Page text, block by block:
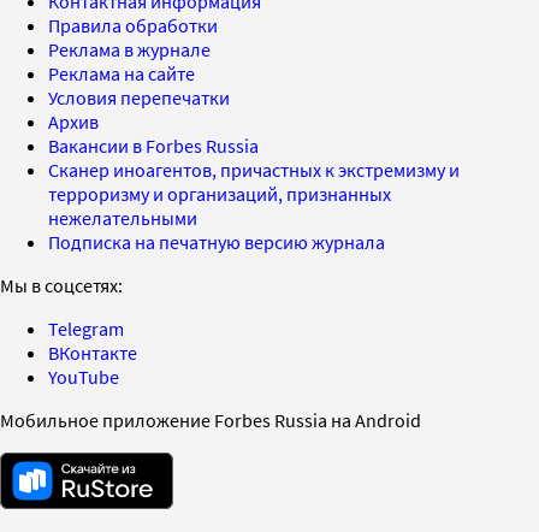
Правила обработки
Реклама в журнале
Реклама на сайте
Условия перепечатки
Архив
Вакансии в Forbes Russia
Сканер иноагентов, причастных к экстремизму и
терроризму и организаций, признанных
нежелательными
Подписка на печатную версию журнала
Мы в соцсетях:
Telegram
ВКонтакте
YouTube
Мобильное приложение Forbes Russia на Android